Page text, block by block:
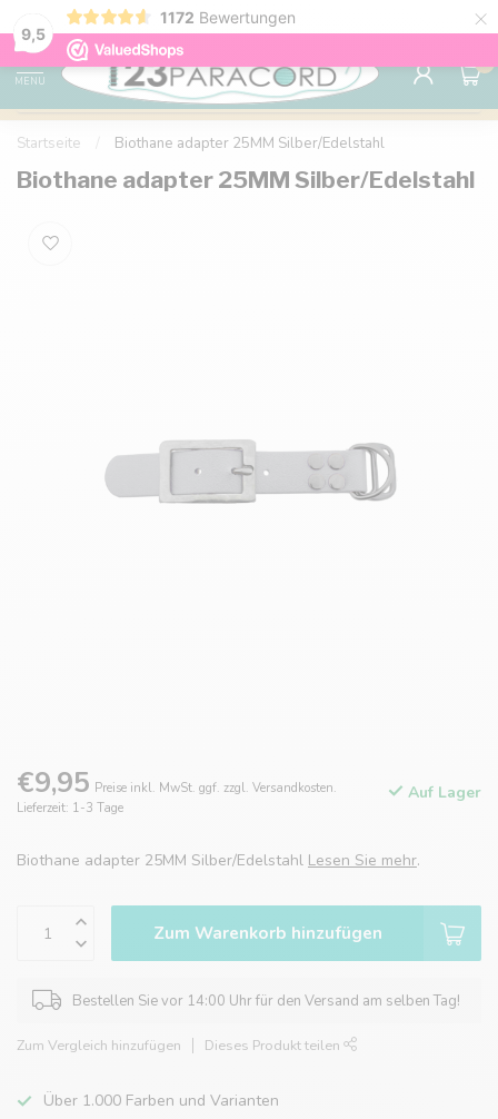
9,5
1172 Bewertungen ×
Kostenlose Lieferung nach Hause ab 150 €
MENU
0
Startseite Biothane adapter 25MM Silber/Edelstahl
Biothane adapter 25MM Silber/Edelstahl
€9,95 Preise inkl. MwSt. ggf. zzgl. Versandkosten.
Lieferzeit: 1-3 Tage
Auf Lager
Biothane adapter 25MM Silber/Edelstahl Lesen Sie mehr.
Zum Warenkorb hinzufügen
Bestellen Sie vor 14:00 Uhr für den Versand am selben Tag!
Zum Vergleich hinzufügen Dieses Produkt teilen
Über 1.000 Farben und Varianten